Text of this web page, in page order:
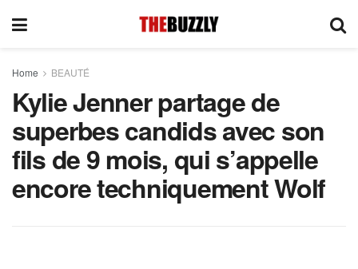
Home BEAUTÉ
Kylie Jenner partage de
superbes candids avec son
fils de 9 mois, qui s’appelle
encore techniquement Wolf